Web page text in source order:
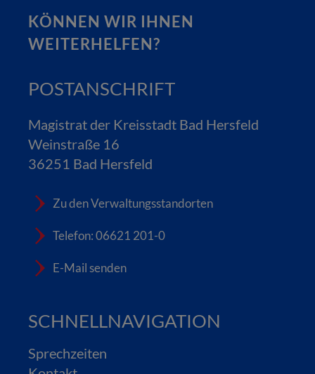
KÖNNEN WIR IHNEN
WEITERHELFEN?
POSTANSCHRIFT
Magistrat der Kreisstadt Bad Hersfeld
Weinstraße 16
36251 Bad Hersfeld
Zu den Verwaltungsstandorten
Telefon: 06621 201-0
E-Mail senden
SCHNELLNAVIGATION
Sprechzeiten